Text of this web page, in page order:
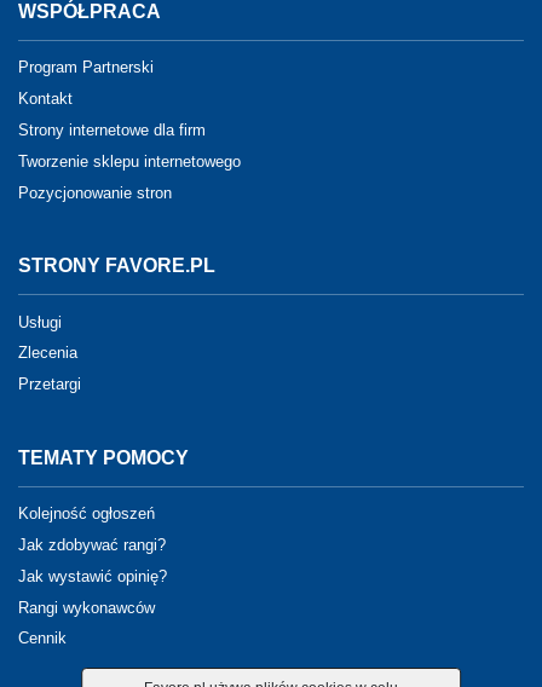
WSPÓŁPRACA
Program Partnerski
Kontakt
Strony internetowe dla firm
Tworzenie sklepu internetowego
Pozycjonowanie stron
STRONY FAVORE.PL
Usługi
Zlecenia
Przetargi
TEMATY POMOCY
Kolejność ogłoszeń
Jak zdobywać rangi?
Jak wystawić opinię?
Rangi wykonawców
Cennik